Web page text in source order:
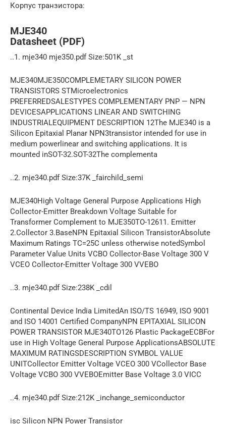
Корпус транзистора:
MJE340
Datasheet (PDF)
..1. mje340 mje350.pdf Size:501K _st
MJE340MJE350COMPLEMETARY SILICON POWER
TRANSISTORS STMicroelectronics
PREFERREDSALESTYPES COMPLEMENTARY PNP — NPN
DEVICESAPPLICATIONS LINEAR AND SWITCHING
INDUSTRIALEQUIPMENT DESCRIPTION 12The MJE340 is a
Silicon Epitaxial Planar NPN3transistor intended for use in
medium powerlinear and switching applications. It is
mounted inSOT-32.SOT-32The complementa
..2. mje340.pdf Size:37K _fairchild_semi
MJE340High Voltage General Purpose Applications High
Collector-Emitter Breakdown Voltage Suitable for
Transformer Complement to MJE350TO-12611. Emitter
2.Collector 3.BaseNPN Epitaxial Silicon TransistorAbsolute
Maximum Ratings TC=25C unless otherwise notedSymbol
Parameter Value Units VCBO Collector-Base Voltage 300 V
VCEO Collector-Emitter Voltage 300 VVEBO
..3. mje340.pdf Size:238K _cdil
Continental Device India LimitedAn ISO/TS 16949, ISO 9001
and ISO 14001 Certified CompanyNPN EPITAXIAL SILICON
POWER TRANSISTOR MJE340TO126 Plastic PackageECBFor
use in High Voltage General Purpose ApplicationsABSOLUTE
MAXIMUM RATINGSDESCRIPTION SYMBOL VALUE
UNITCollector Emitter Voltage VCEO 300 VCollector Base
Voltage VCBO 300 VVEBOEmitter Base Voltage 3.0 VICC
..4. mje340.pdf Size:212K _inchange_semiconductor
isc Silicon NPN Power Transistor